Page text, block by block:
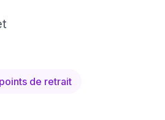
de retrait